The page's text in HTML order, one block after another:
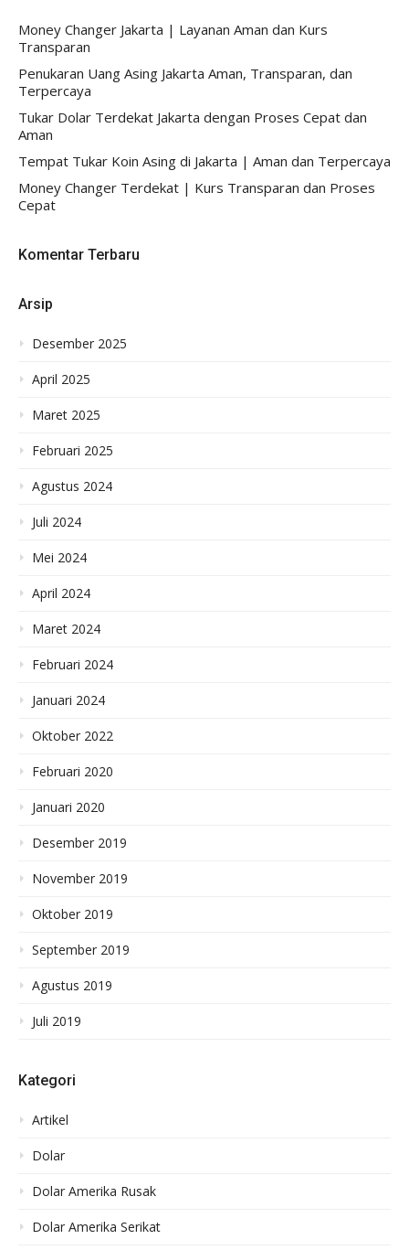
Money Changer Jakarta | Layanan Aman dan Kurs
Transparan
Penukaran Uang Asing Jakarta Aman, Transparan, dan
Terpercaya
Tukar Dolar Terdekat Jakarta dengan Proses Cepat dan
Aman
Tempat Tukar Koin Asing di Jakarta | Aman dan Terpercaya
Money Changer Terdekat | Kurs Transparan dan Proses
Cepat
Komentar Terbaru
Arsip
Desember 2025
April 2025
Maret 2025
Februari 2025
Agustus 2024
Juli 2024
Mei 2024
April 2024
Maret 2024
Februari 2024
Januari 2024
Oktober 2022
Februari 2020
Januari 2020
Desember 2019
November 2019
Oktober 2019
September 2019
Agustus 2019
Juli 2019
Kategori
Artikel
Dolar
Dolar Amerika Rusak
Dolar Amerika Serikat